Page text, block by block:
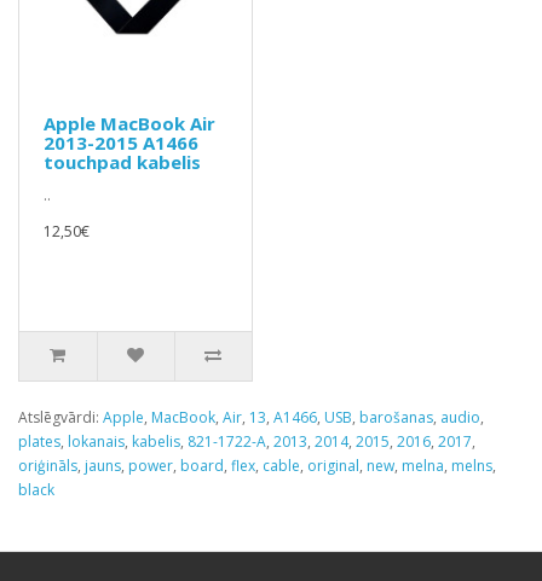
Apple MacBook Air
2013-2015 A1466
touchpad kabelis
..
12,50€
Atslēgvārdi: Apple, MacBook, Air, 13, A1466, USB, barošanas, audio,
plates, lokanais, kabelis, 821-1722-A, 2013, 2014, 2015, 2016, 2017,
oriģināls, jauns, power, board, flex, cable, original, new, melna, melns,
black